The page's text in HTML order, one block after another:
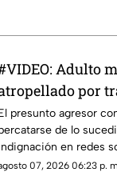
Adulto
por
presunto agresor
de lo
en redes
07, 2026 06:23 p.